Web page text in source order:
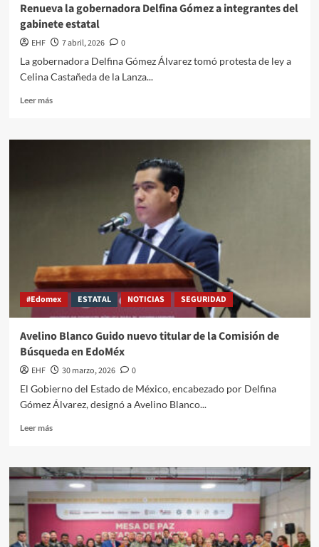
Renueva la gobernadora Delfina Gómez a integrantes del
gabinete estatal
EHF 7 abril, 2026
0
La gobernadora Delfina Gómez Álvarez tomó protesta de ley a
Celina Castañeda de la Lanza...
Leer más
#Edomex ESTATAL NOTICIAS SEGURIDAD
Avelino Blanco Guido nuevo titular de la Comisión de
Búsqueda en EdoMéx
EHF 30 marzo, 2026
0
El Gobierno del Estado de México, encabezado por Delfina
Gómez Álvarez, designó a Avelino Blanco...
Leer más